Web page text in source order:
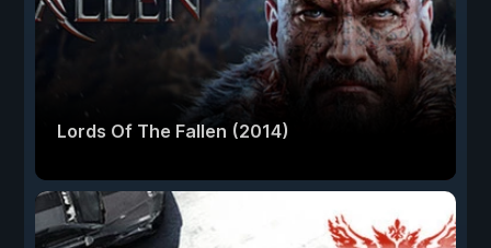
Lords Of The Fallen (2014)